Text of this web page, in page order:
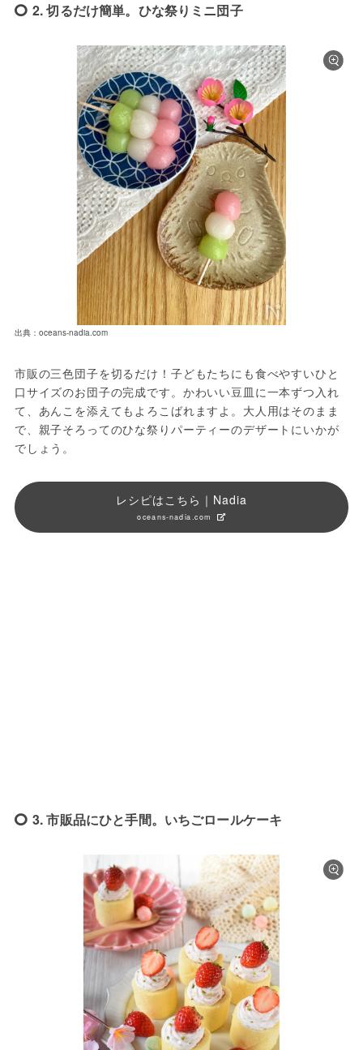
2. 切るだけ簡単。ひな祭りミニ団子
出典：oceans-nadia.com
市販の三色団子を切るだけ！子どもたちにも食べやすいひと
口サイズのお団子の完成です。かわいい豆皿に一本ずつ入れ
て、あんこを添えてもよろこばれますよ。大人用はそのまま
で、親子そろってのひな祭りパーティーのデザートにいかが
でしょう。
レシピはこちら｜Nadia
oceans-nadia.com
3. 市販品にひと手間。いちごロールケーキ